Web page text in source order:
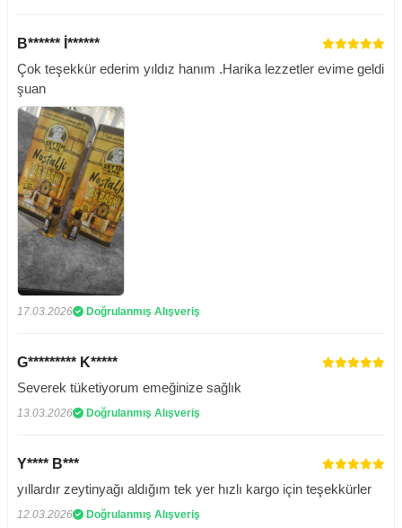
B****** İ******
Çok teşekkür ederim yıldız hanım .Harika lezzetler evime geldi
şuan
17.03.2026 Doğrulanmış Alışveriş
G********* K*****
Severek tüketiyorum emeğinize sağlık
13.03.2026 Doğrulanmış Alışveriş
Y**** B***
yıllardır zeytinyağı aldığım tek yer hızlı kargo için teşekkürler
12.03.2026 Doğrulanmış Alışveriş